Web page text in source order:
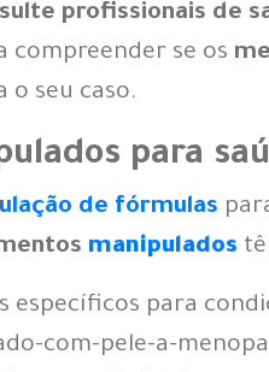
profissionais de
compreender se os
o seu caso.
para
de fórmulas
manipulados
específicos para
com-pele-a-